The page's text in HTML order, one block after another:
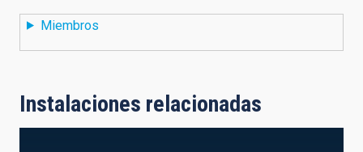
Miembros
Instalaciones relacionadas